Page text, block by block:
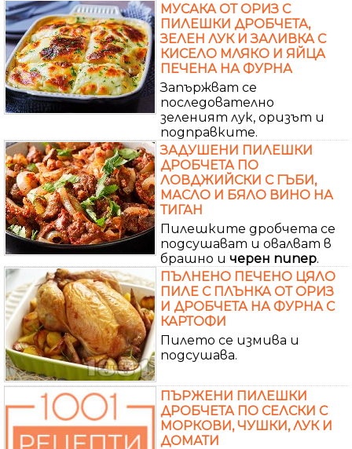
МУСАКА ОТ ОРИЗ С
ПИЛЕШКИ ДРОБЧЕТА,
ЗЕЛЕН ЛУК И ЗАЛИВКА С
КИСЕЛО МЛЯКО И ЯЙЦА
ПЕЧЕНА НА ФУРНА
Запържват се
последователно
зеленият лук, оризът и
подправките.
ЗАДУШЕНИ ПИЛЕШКИ
ДРОБЧЕТА ПО
ЛОВДЖИЙСКИ С ГЪБИ,
МАСЛО И БЯЛО ВИНО НА
ТИГАН
Пилешките дробчета се
подсушават и овалват в
брашно и черен пипер.
ПЪЛНЕНО ПЕЧЕНО ЦЯЛО
ПИЛЕ С ПЛЪНКА ОТ ОРИЗ
И ДРОБЧЕТА НА ФУРНА С
КАРТОФИ
Пилето се измива и
подсушава.
ПЪРЖЕНИ ПИЛЕШКИ
ДРОБЧЕТА ПО СЕЛСКИ С
МОРКОВИ, ЧУШКИ, ЛУК И
ДОМАТИ